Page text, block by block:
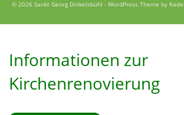
© 2026 Sankt Georg Dinkelsbühl - WordPress Theme by
Informationen zur
Kirchenrenovierung